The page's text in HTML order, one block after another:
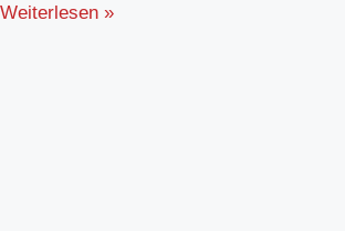
Weiterlesen »